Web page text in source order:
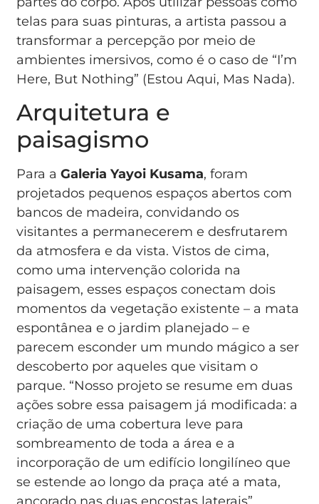
telas para suas pinturas, a artista passou a
transformar a percepção por meio de
ambientes imersivos, como é o caso de “I’m
Here, But Nothing” (Estou Aqui, Mas Nada).
Arquitetura e
paisagismo
Para aGaleria Yayoi Kusama, foram
projetados pequenos espaços abertos com
bancos de madeira, convidando os
visitantes a permanecerem e desfrutarem
da atmosfera e da vista. Vistos de cima,
como uma intervenção colorida na
paisagem, esses espaços conectam dois
momentos da vegetação existente – a mata
espontânea e o jardim planejado – e
parecem esconder um mundo mágico a ser
descoberto por aqueles que visitam o
parque. “Nosso projeto se resume em duas
ações sobre essa paisagem já modificada: a
criação de uma cobertura leve para
sombreamento de toda a área e a
incorporação de um edifício longilíneo que
se estende ao longo da praça até a mata,